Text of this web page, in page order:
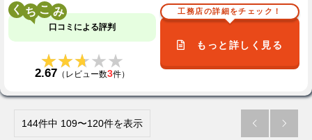
く こ
口コミによる評判
★★★★★
★★★★★
2.67 （レビュー数3件）
工務店の詳細をチェック！
もっと詳しく見る
144件中 109〜120件を表示  